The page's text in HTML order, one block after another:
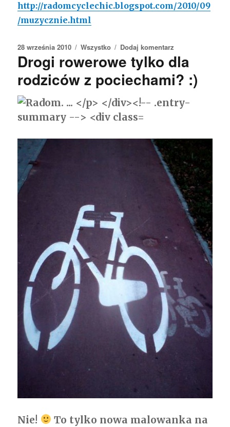
http://radomcyclechic.blogspot.com/2010/09
/muzycznie.html
Opublikowano
28 września 2010 Kategorie
Wszystko Dodaj komentarz
Odnalazły
się
stojaki
Szkole
Muzycznej…
Drogi rowerowe tylko dla
rodziców z pociechami? :)
Nie!
To tylko nowa malowanka na